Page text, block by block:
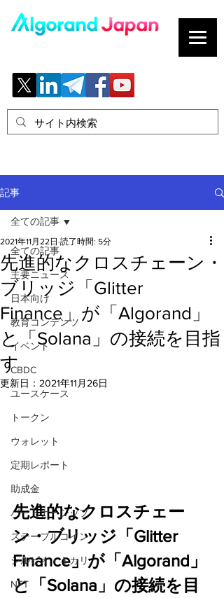
記事
全ての記事
主要ニュース
日本向け
教育コンテンツ
イベント
CBDC
ユースケース
トークン
ウォレット
定期レポート
助成金
パートナーシップ
ステーブルコイン
シルビオ・ミカリ
NFT
全ての記事
先進的なクロスチェーン・
ブリッジ「Glitter
Finance」が「Algorand」
と「Solana」の接続を目指
す
2021年11月22日 読了時間: 5分
更新日： 2021年11月26日
先進的なクロスチェー
ン・ブリッジ「Glitter
Finance」が「Algorand」
と「Solana」の接続を目